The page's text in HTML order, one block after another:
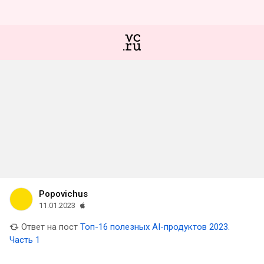
Popovichus
11.01.2023
Ответ на пост Топ-16 полезных AI-продуктов 2023.
Часть 1